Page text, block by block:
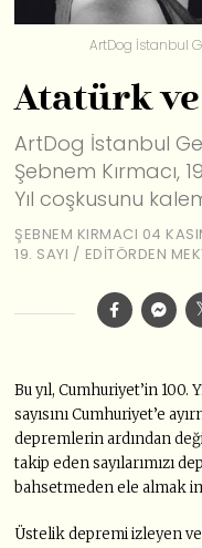
ArtDog İstanbul
Atatürk
ArtDog İstanbul
Şebnem Kırmacı,
Yıl coşkusunu
ŞEBNEM KIRMACI 04
19. SAYI / EDİTÖRDEN
Bu yıl, Cumhuriyet’in 100.
sayısını Cumhuriyet’e
depremlerin ardından
takip eden sayılarımızı
bahsetmeden ele almak
Üstelik depremi izleyen